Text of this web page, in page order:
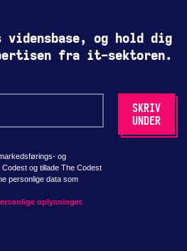
vidensbase, og hold dig
fra it-sektoren.
og
og tillade The Codest
personlige data som
oplysninger.